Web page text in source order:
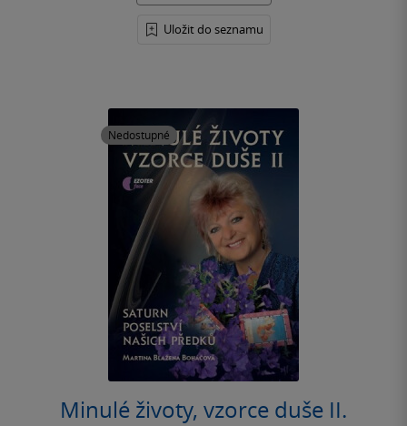
Uložit do seznamu
Nedostupné
Minulé životy, vzorce duše II.